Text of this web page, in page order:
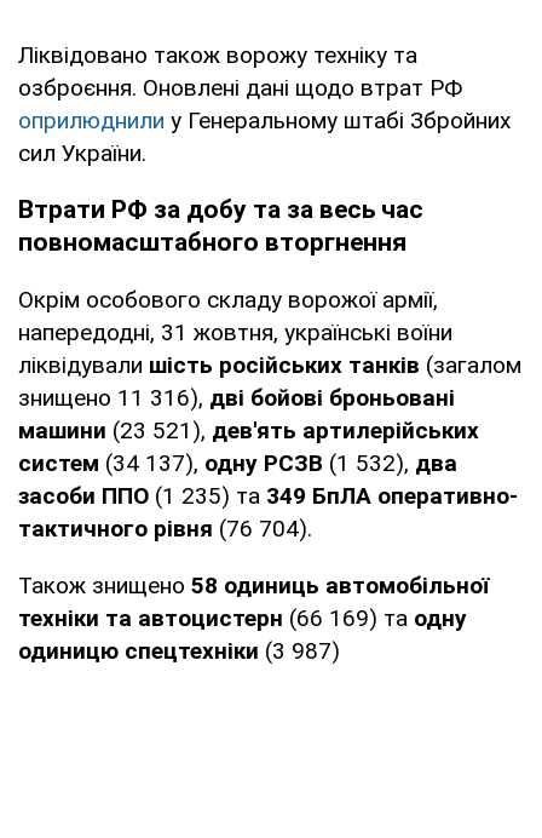
Ліквідовано також ворожу техніку та
озброєння. Оновлені дані щодо втрат РФ
оприлюднили у Генеральному штабі Збройних
сил України.
Втрати РФ за добу та за весь час
повномасштабного вторгнення
Окрім особового складу ворожої армії,
напередодні, 31 жовтня, українські воїни
ліквідували шість російських танків (загалом
знищено 11 316), дві бойові броньовані
машини (23 521), дев'ять артилерійських
систем (34 137), одну РСЗВ (1 532), два
засоби ППО (1 235) та 349 БпЛА оперативно-
тактичного рівня (76 704).
Також знищено 58 одиниць автомобільної
техніки та автоцистерн (66 169) та одну
одиницю спецтехніки (3 987)